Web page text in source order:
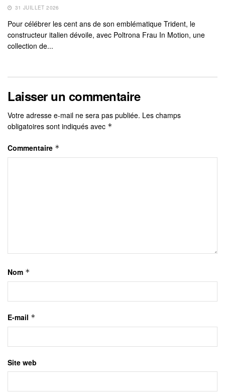
31 JUILLET 2026
Pour célébrer les cent ans de son emblématique Trident, le
constructeur italien dévoile, avec Poltrona Frau In Motion, une
collection de...
Laisser un commentaire
Votre adresse e-mail ne sera pas publiée. Les champs
obligatoires sont indiqués avec *
Commentaire *
Nom *
E-mail *
Site web